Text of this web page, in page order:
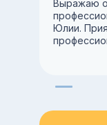
Выражаю
Юлии.